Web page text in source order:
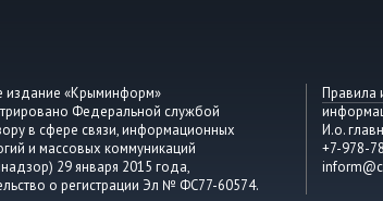
издание «Крыминформ»
Федеральной службой
в сфере связи, информационных
и массовых коммуникаций
29 января 2015 года,
о регистрации Эл № ФС77-60574.
Правила
И.о.
+7-978-